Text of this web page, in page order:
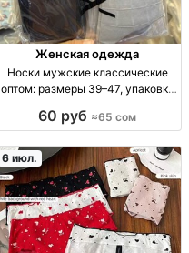
Женская одежда
Носки мужские классические
оптом: размеры 39–47, упаковка
опт, размер: 39-41; 43-45; 45-47,
KGS
60 руб ≈65 сом
6 июл.